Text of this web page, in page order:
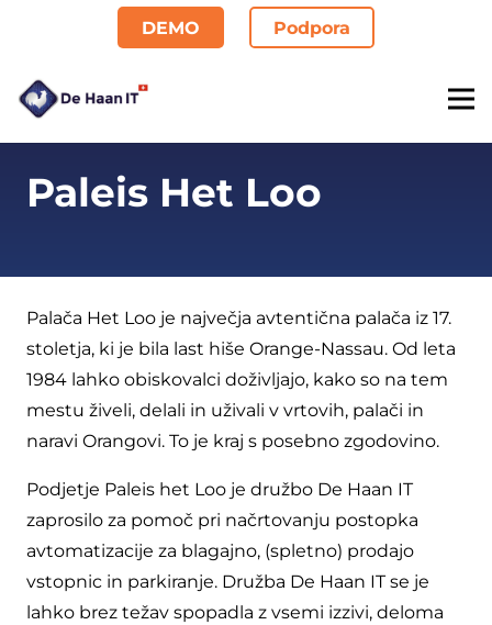
DEMO Podpora
Paleis Het Loo
Palača Het Loo je največja avtentična palača iz 17.
stoletja, ki je bila last hiše Orange-Nassau. Od leta
1984 lahko obiskovalci doživljajo, kako so na tem
mestu živeli, delali in uživali v vrtovih, palači in
naravi Orangovi. To je kraj s posebno zgodovino.
Podjetje Paleis het Loo je družbo De Haan IT
zaprosilo za pomoč pri načrtovanju postopka
avtomatizacije za blagajno, (spletno) prodajo
vstopnic in parkiranje. Družba De Haan IT se je
lahko brez težav spopadla z vsemi izzivi, deloma